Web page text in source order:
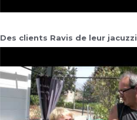
Des clients Ravis de leur jacuzzi